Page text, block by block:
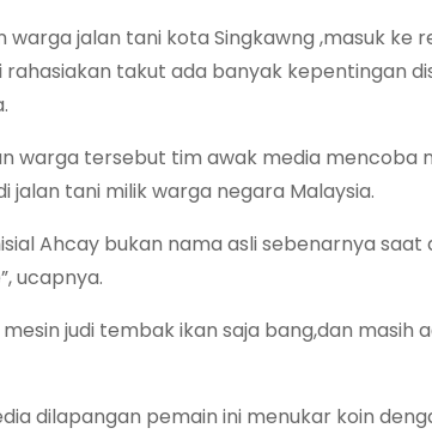
jalan tani kota Singkawng ,masuk
takut ada banyak kepentingan
warga tersebut tim awak media
jalan tani milik warga negara Malaysia.
Ahcay bukan nama asli sebenarnya
ucapnya.
judi tembak ikan saja bang,dan
dilapangan pemain ini menukar koin